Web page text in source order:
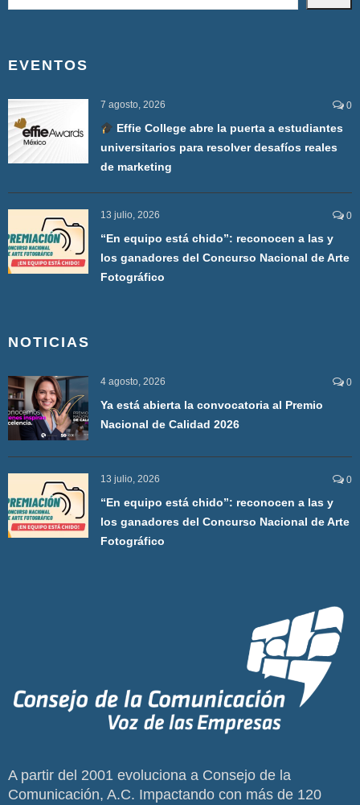
EVENTOS
7 agosto, 2026 0
Effie College abre la puerta a estudiantes
universitarios para resolver desafíos reales
de marketing
13 julio, 2026 0
“En equipo está chido”: reconocen a las y
los ganadores del Concurso Nacional de Arte
Fotográfico
NOTICIAS
4 agosto, 2026 0
Ya está abierta la convocatoria al Premio
Nacional de Calidad 2026
13 julio, 2026 0
“En equipo está chido”: reconocen a las y
los ganadores del Concurso Nacional de Arte
Fotográfico
A partir del 2001 evoluciona a Consejo de la
Comunicación, A.C. Impactando con más de 120